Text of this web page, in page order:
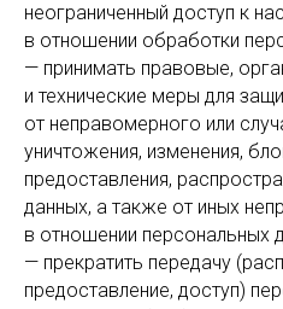
неограниченный доступ к
в отношении обработки
— принимать правовые,
и технические меры для
от неправомерного или
уничтожения, изменения,
предоставления,
данных, а также от иных
в отношении персональных
— прекратить передачу
предоставление, доступ)